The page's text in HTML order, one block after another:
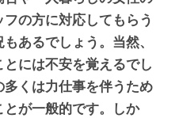
の方に対応してもらう
あるでしょう。当然、
には不安を覚えるでし
くは力仕事を伴うため
が一般的です。しか